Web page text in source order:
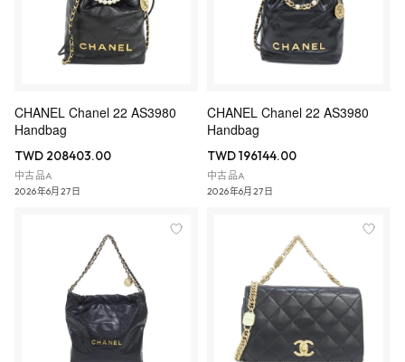
CHANEL Chanel 22 AS3980
Handbag
TWD 208403.00
中古品A
2026年6月27日
CHANEL Chanel 22 AS3980
Handbag
TWD 196144.00
中古品A
2026年6月27日